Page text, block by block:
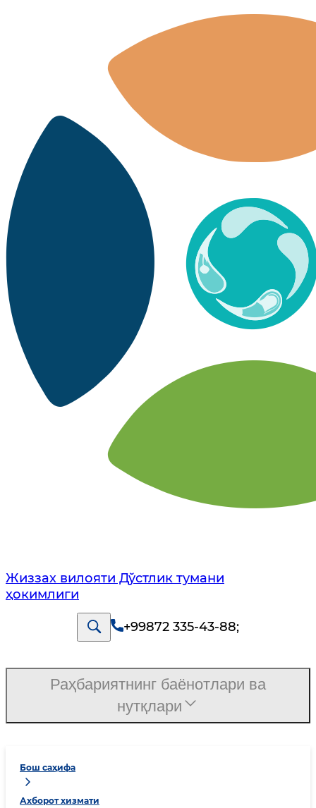
Жиззах вилояти Дўстлик тумани
ҳокимлиги
+99872 335-43-88;
Бош саҳифа
Ахборот хизмати
Раҳбариятнинг баёнотлари ва
нутқлари